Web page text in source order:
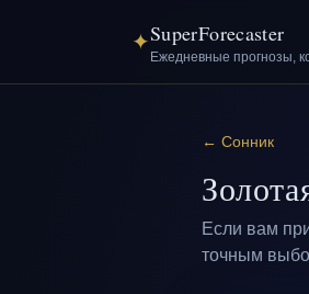
✦SuperForecaster
Ежедневные прогнозы,
← Сонник
Если вам
точным